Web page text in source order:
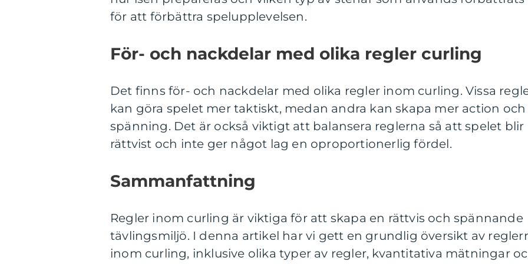
för att förbättra spelupplevelsen.
För- och nackdelar med olika regler curling
Det finns för- och nackdelar med olika regler inom curling. Vissa
kan göra spelet mer taktiskt, medan andra kan skapa mer action och
spänning. Det är också viktigt att balansera reglerna så att spelet blir
rättvist och inte ger något lag en oproportionerlig fördel.
Sammanfattning
Regler inom curling är viktiga för att skapa en rättvis och spännande
tävlingsmiljö. I denna artikel har vi gett en grundlig översikt av
inom curling, inklusive olika typer av regler, kvantitativa mätningar